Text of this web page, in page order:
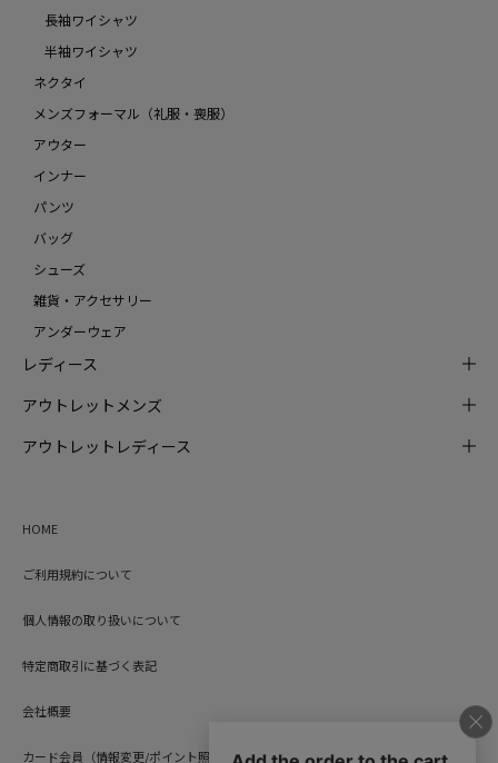
長袖ワイシャツ
半袖ワイシャツ
ネクタイ
メンズフォーマル（礼服・喪服）
アウター
インナー
パンツ
バッグ
シューズ
雑貨・アクセサリー
アンダーウェア
レディース
アウトレットメンズ
アウトレットレディース
HOME
ご利用規約について
個人情報の取り扱いについて
特定商取引に基づく表記
会社概要
カード会員（情報変更/ポイント照会）